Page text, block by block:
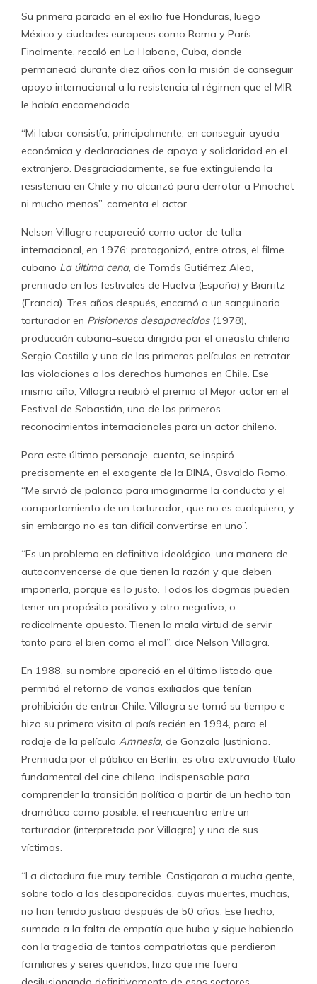
Su primera parada en el exilio fue Honduras, luego
México y ciudades europeas como Roma y París.
Finalmente, recaló en La Habana, Cuba, donde
permaneció durante diez años con la misión de conseguir
apoyo internacional a la resistencia al régimen que el MIR
le había encomendado.
“Mi labor consistía, principalmente, en conseguir ayuda
económica y declaraciones de apoyo y solidaridad en el
extranjero. Desgraciadamente, se fue extinguiendo la
resistencia en Chile y no alcanzó para derrotar a Pinochet
ni mucho menos”, comenta el actor.
Nelson Villagra reapareció como actor de talla
internacional, en 1976: protagonizó, entre otros, el filme
cubano La última cena, de Tomás Gutiérrez Alea,
premiado en los festivales de Huelva (España) y Biarritz
(Francia). Tres años después, encarnó a un sanguinario
torturador en Prisioneros desaparecidos(1978),
producción cubana–sueca dirigida por el cineasta chileno
Sergio Castilla y una de las primeras películas en retratar
las violaciones a los derechos humanos en Chile. Ese
mismo año, Villagra recibió el premio al Mejor actor en el
Festival de Sebastián, uno de los primeros
reconocimientos internacionales para un actor chileno.
Para este último personaje, cuenta, se inspiró
precisamente en el exagente de la DINA, Osvaldo Romo.
“Me sirvió de palanca para imaginarme la conducta y el
comportamiento de un torturador, que no es cualquiera, y
sin embargo no es tan difícil convertirse en uno”.
“Es un problema en definitiva ideológico, una manera de
autoconvencerse de que tienen la razón y que deben
imponerla, porque es lo justo. Todos los dogmas pueden
tener un propósito positivo y otro negativo, o
radicalmente opuesto. Tienen la mala virtud de servir
tanto para el bien como el mal”, dice Nelson Villagra.
En 1988, su nombre apareció en el último listado que
permitió el retorno de varios exiliados que tenían
prohibición de entrar Chile. Villagra se tomó su tiempo e
hizo su primera visita al país recién en 1994, para el
rodaje de la película Amnesia, de Gonzalo Justiniano.
Premiada por el público en Berlín, es otro extraviado título
fundamental del cine chileno, indispensable para
comprender la transición política a partir de un hecho tan
dramático como posible: el reencuentro entre un
torturador (interpretado por Villagra) y una de sus
víctimas.
“La dictadura fue muy terrible. Castigaron a mucha gente,
sobre todo a los desaparecidos, cuyas muertes, muchas,
no han tenido justicia después de 50 años. Ese hecho,
sumado a la falta de empatía que hubo y sigue habiendo
con la tragedia de tantos compatriotas que perdieron
familiares y seres queridos, hizo que me fuera